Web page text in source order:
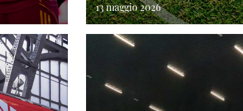
13 maggio 2026